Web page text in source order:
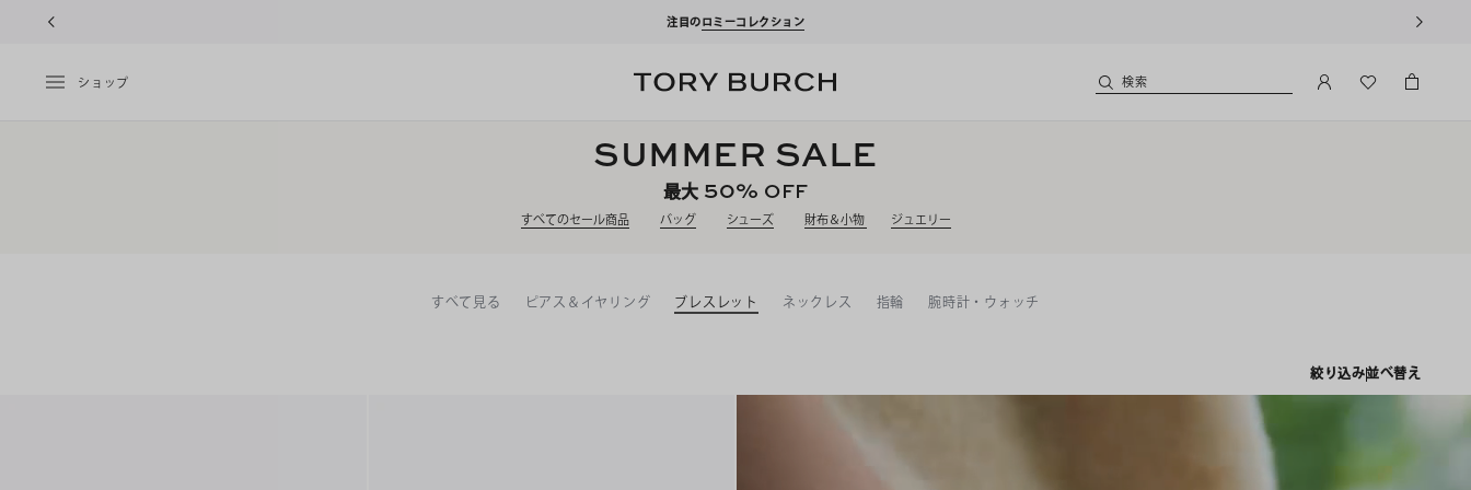
新規アカウント登録*で、20,000円(税込)以上のお買い物にご利用いただけます。
ショップ 検索
SUMMER SALE
最大 50% OFF
すべてのセール商品 バッグ シューズ 財布＆小物 ジュエリー
すべて見る ピアス＆イヤリング ブレスレット ネックレス 指輪 腕時計・ウォッチ
絞り込み並べ替え